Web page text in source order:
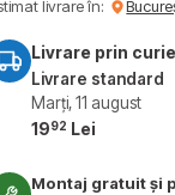
livrare în:
Livrare prin
Livrare standard
Marți, 11 august
1992 Lei
Montaj gratuit și